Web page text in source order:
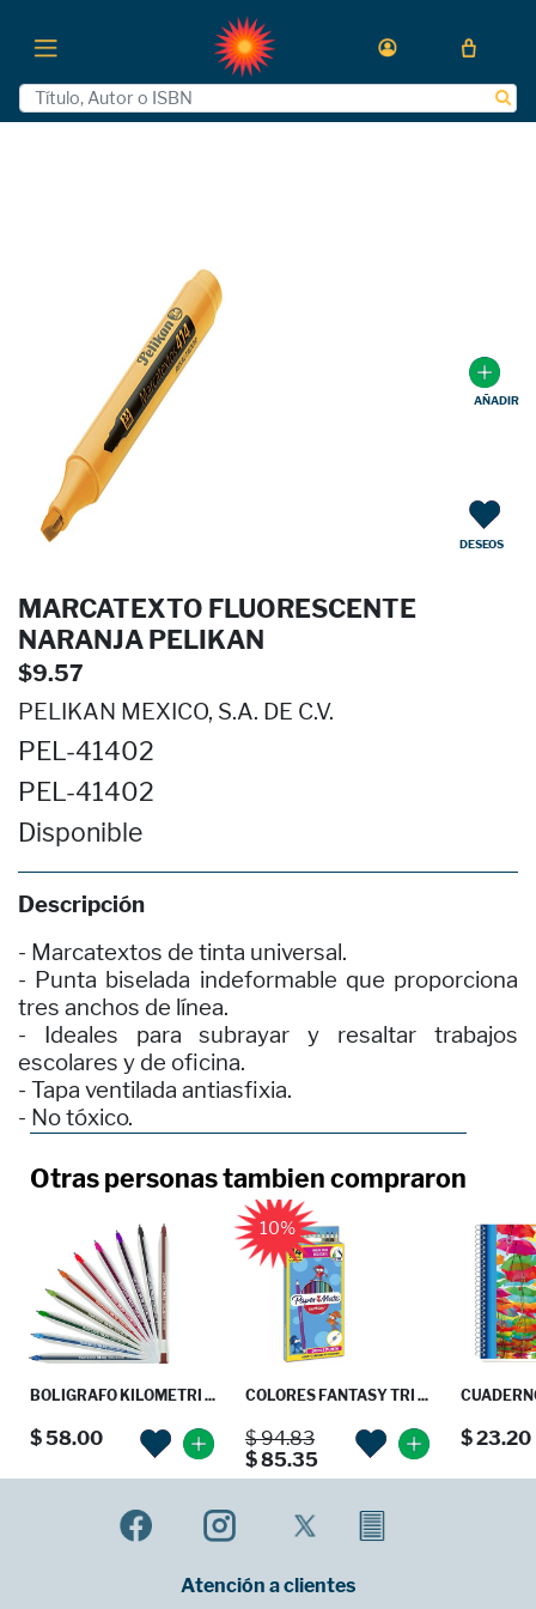
MARCATEXTO FLUORESCENTE
NARANJA PELIKAN
$9.57
PELIKAN MEXICO, S.A. DE C.V.
PEL-41402
PEL-41402
Disponible
Descripción
AÑADIR
DESEOS
- Marcatextos de tinta universal.
- Punta biselada indeformable que proporciona
tres anchos de línea.
- Ideales para subrayar y resaltar trabajos
escolares y de oficina.
- Tapa ventilada antiasfixia.
- No tóxico.
Otras personas tambien compraron
BOLIGRAFO KILOMETRI ...
$ 58.00
10%
COLORES FANTASY TRI ...
$ 94.83
$ 85.35
$ 23.20
Atención a clientes